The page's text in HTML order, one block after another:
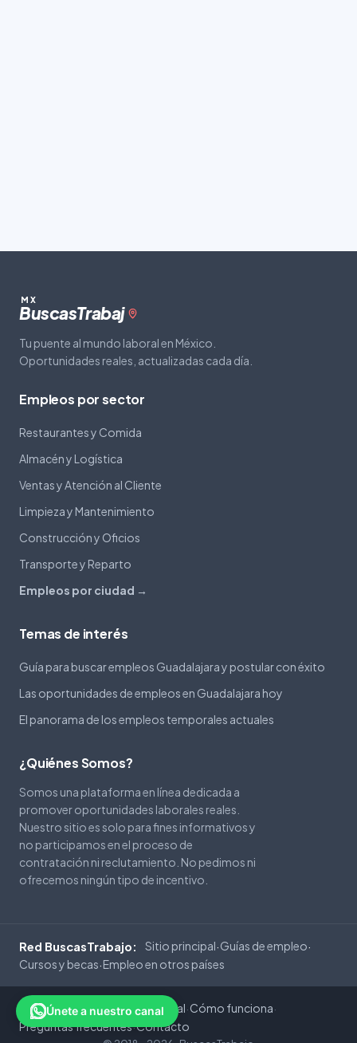
MX
BuscasTrabaj
Tu puente al mundo laboral en México.
Oportunidades reales, actualizadas cada día.
Empleos por sector
Restaurantes y Comida
Almacén y Logística
Ventas y Atención al Cliente
Limpieza y Mantenimiento
Construcción y Oficios
Transporte y Reparto
Empleos por ciudad →
Temas de interés
Guía para buscar empleos Guadalajara y postular con éxito
Las oportunidades de empleos en Guadalajara hoy
El panorama de los empleos temporales actuales
¿Quiénes Somos?
Somos una plataforma en línea dedicada a
promover oportunidades laborales reales.
Nuestro sitio es solo para fines informativos y
no participamos en el proceso de
contratación ni reclutamiento. No pedimos ni
ofrecemos ningún tipo de incentivo.
Red BuscasTrabajo: Sitio principal·Guías de empleo·
Cursos y becas·Empleo en otros países
Privacidad· Cookies·Aviso Legal·Cómo funciona·
Preguntas frecuentes·Contacto
Únete a nuestro canal